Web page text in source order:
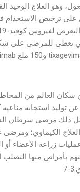
وهو العلاج الوحيد
ترخيص الاستخدام
تعطى للمرضى على
حوالي 2% من سكان العالم من
توليد استجابة مناعية
1-2. ويشمل ذلك مرضى
الكيماوي؛ ومرضى
زراعة الأعضاء أو
بأمراض منها التصلب
7